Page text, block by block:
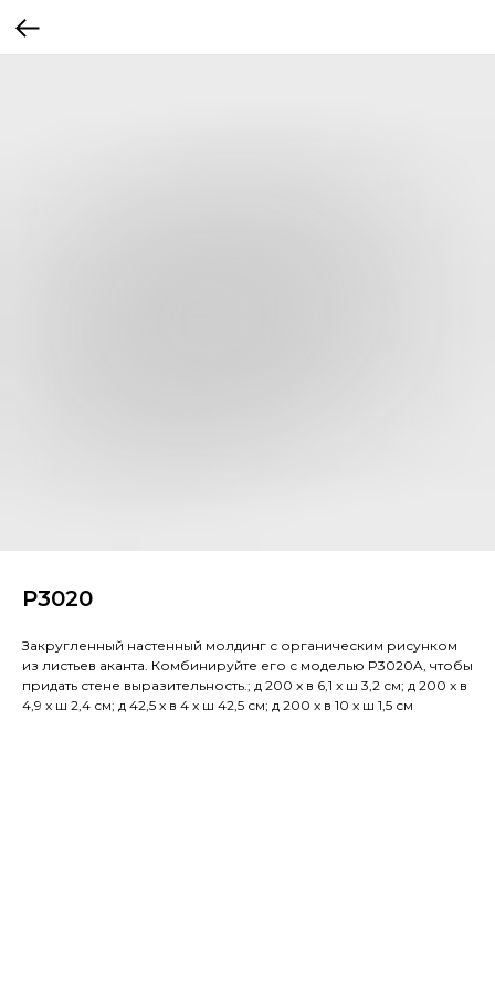
P3020
Закругленный настенный молдинг с органическим рисунком
из листьев аканта. Комбинируйте его с моделью P3020A, чтобы
придать стене выразительность.; д 200 x в 6,1 x ш 3,2 см; д 200 x в
4,9 x ш 2,4 см; д 42,5 x в 4 x ш 42,5 см; д 200 x в 10 x ш 1,5 см